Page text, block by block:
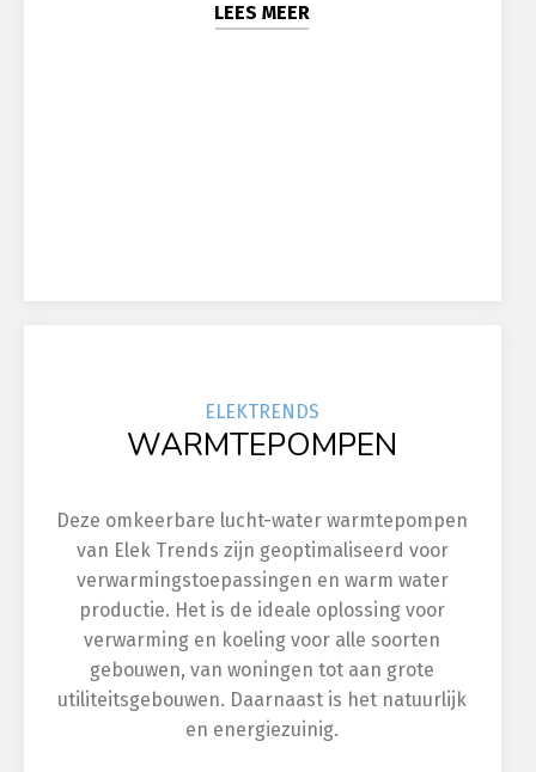
LEES MEER
ELEKTRENDS
WARMTEPOMPEN
Deze omkeerbare lucht-water warmtepompen
van Elek Trends zijn geoptimaliseerd voor
verwarmingstoepassingen en warm water
productie. Het is de ideale oplossing voor
verwarming en koeling voor alle soorten
gebouwen, van woningen tot aan grote
utiliteitsgebouwen. Daarnaast is het natuurlijk
en energiezuinig.